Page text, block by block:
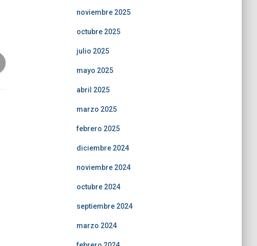
noviembre 2025
octubre 2025
julio 2025
mayo 2025
abril 2025
marzo 2025
febrero 2025
diciembre 2024
noviembre 2024
octubre 2024
septiembre 2024
marzo 2024